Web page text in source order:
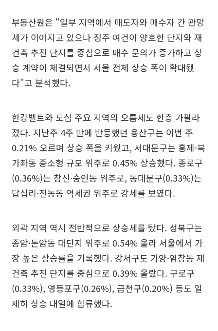
부동산원은 "일부 지역에서 매도자와 매수자 간 관망
세가 이어지고 있으나 정주 여건이 양호한 단지와 재
건축 추진 단지를 중심으로 매수 문의가 증가하고 상
승 계약이 체결되면서 서울 전체 상승 폭이 확대됐
다"고 분석했다.
한강벨트와 도심 주요 지역의 오름세도 한층 가팔라
졌다. 지난주 4주 만에 반등했던 용산구는 이번 주
0.21% 오르며 상승 폭을 키웠고, 서대문구는 홍제·북
가좌동 중소형 규모 위주로 0.45% 상승했다. 종로구
(0.36%)는 창신·숭인동 위주로, 동대문구(0.33%)는
답십리·전농동 역세권 위주로 강세를 보였다.
외곽 지역 역시 전반적으로 상승세를 탔다. 성북구는
종암·돈암동 대단지 위주로 0.54% 올라 서울에서 가
장 높은 상승률을 기록했다. 강서구도 가양·염창동 재
건축 추진 단지를 중심으로 0.39% 올랐다. 구로구
(0.33%), 영등포구(0.26%), 금천구(0.20%) 등도 일
제히 상승 대열에 합류했다.